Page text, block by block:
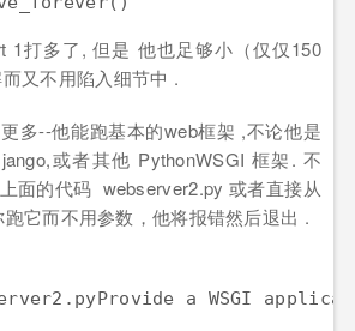
1打多了, 但是 他也足够小（仅仅150
又不用陷入细节中 .
多--他能跑基本的web框架 ,不论他是
或者其他 PythonWSGI 框架. 不
面的代码 webserver2.py 或者直接从
它而不用参数，他将报错然后退出 .